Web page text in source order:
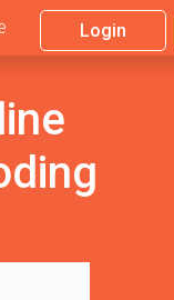
Login